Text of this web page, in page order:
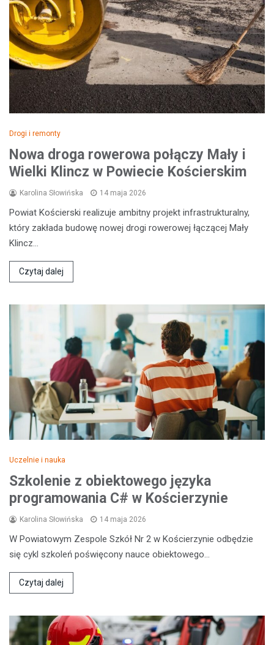
Drogi i remonty
Nowa droga rowerowa połączy Mały i
Wielki Klincz w Powiecie Kościerskim
Karolina Słowińska 14 maja 2026
Powiat Kościerski realizuje ambitny projekt infrastrukturalny,
który zakłada budowę nowej drogi rowerowej łączącej Mały
Klincz…
Czytaj dalej
Uczelnie i nauka
Szkolenie z obiektowego języka
programowania C# w Kościerzynie
Karolina Słowińska 14 maja 2026
W Powiatowym Zespole Szkół Nr 2 w Kościerzynie odbędzie
się cykl szkoleń poświęcony nauce obiektowego…
Czytaj dalej